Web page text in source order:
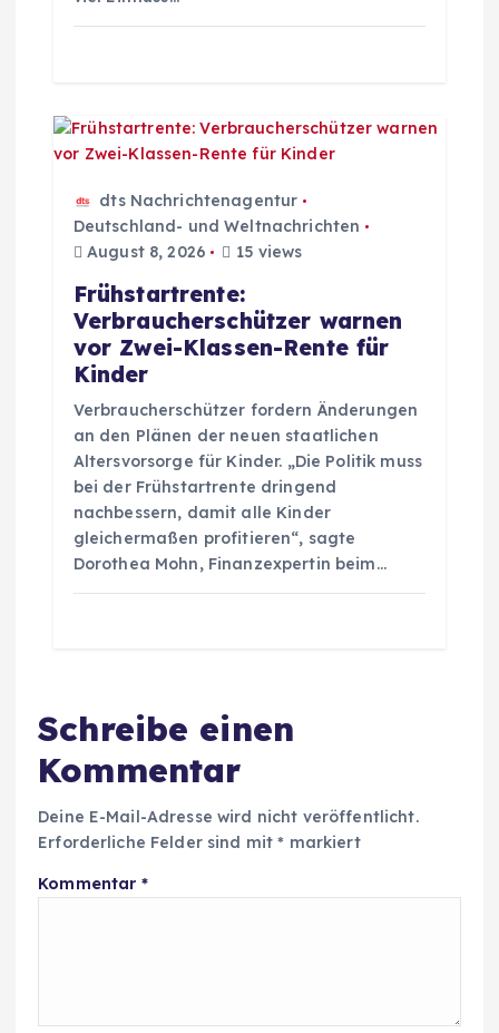
dts Nachrichtenagentur
Deutschland- und Weltnachrichten
August 8, 2026
15 views
Frühstartrente:
Verbraucherschützer warnen
vor Zwei-Klassen-Rente für
Kinder
Verbraucherschützer fordern Änderungen
an den Plänen der neuen staatlichen
Altersvorsorge für Kinder. „Die Politik muss
bei der Frühstartrente dringend
nachbessern, damit alle Kinder
gleichermaßen profitieren“, sagte
Dorothea Mohn, Finanzexpertin beim…
Schreibe einen
Kommentar
Deine E-Mail-Adresse wird nicht veröffentlicht.
Erforderliche Felder sind mit* markiert
Kommentar *